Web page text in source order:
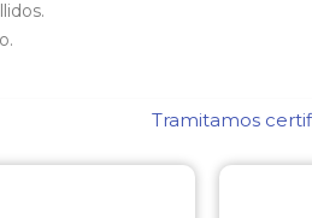
Tramitamos